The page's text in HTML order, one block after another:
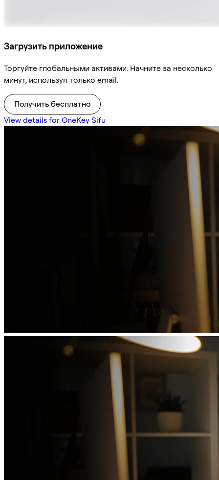
Загрузить приложение
Торгуйте глобальными активами. Начните за несколько
минут, используя только email.
Получить бесплатно
View details for OneKey Sifu